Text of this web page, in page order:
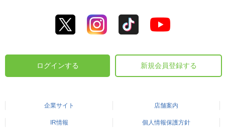
ログインする 新規会員登録する
企業サイト 店舗案内
IR情報 個人情報保護方針